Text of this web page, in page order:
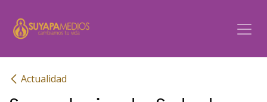
Actualidad